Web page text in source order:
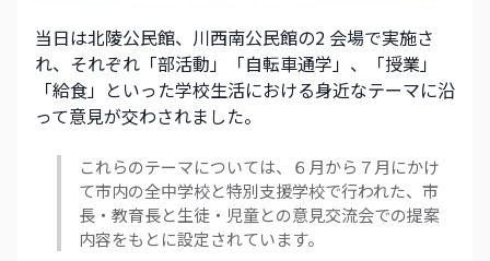
当日は北陵公民館、川西南公民館の2 会場で実施さ
れ、それぞれ「部活動」「自転車通学」、「授業」
「給食」といった学校生活における身近なテーマに沿
って意見が交わされました。
これらのテーマについては、６月から７月にかけ
て市内の全中学校と特別支援学校で行われた、市
長・教育長と生徒・児童との意見交流会での提案
内容をもとに設定されています。